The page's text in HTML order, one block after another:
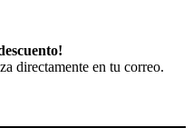
directamente en tu correo.